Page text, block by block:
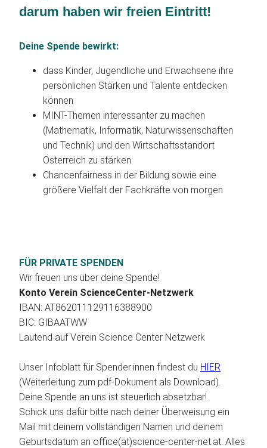
darum haben wir freien Eintritt!
Deine Spende bewirkt:
dass Kinder, Jugendliche und Erwachsene ihre
persönlichen Stärken und Talente entdecken
können
MINT-Themen interessanter zu machen
(Mathematik, Informatik, Naturwissenschaften
und Technik) und den Wirtschaftsstandort
Österreich zu stärken
Chancenfairness in der Bildung sowie eine
größere Vielfalt der Fachkräfte von morgen
FÜR PRIVATE SPENDEN
Wir freuen uns über deine Spende!
Konto Verein ScienceCenter-Netzwerk
IBAN: AT862011129116388900
BIC: GIBAATWW
Lautend auf Verein Science Center Netzwerk
Unser Infoblatt für Spender:innen findest du HIER
(Weiterleitung zum pdf-Dokument als Download).
Deine Spende an uns ist steuerlich absetzbar!
Schick uns dafür bitte nach deiner Überweisung ein
Mail mit deinem vollständigen Namen und deinem
Geburtsdatum an office(at)science-center-net.at. Alles